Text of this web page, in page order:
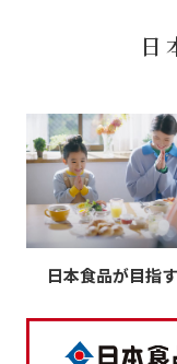
日
日本食品が目指